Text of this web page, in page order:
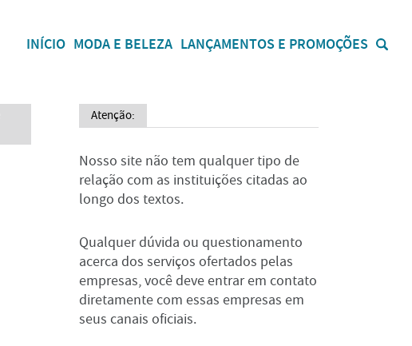
INÍCIO MODA E BELEZA LANÇAMENTOS E PROMOÇÕES
Atenção:
Nosso site não tem qualquer tipo de
relação com as instituições citadas ao
longo dos textos.
Qualquer dúvida ou questionamento
acerca dos serviços ofertados pelas
empresas, você deve entrar em contato
diretamente com essas empresas em
seus canais oficiais.